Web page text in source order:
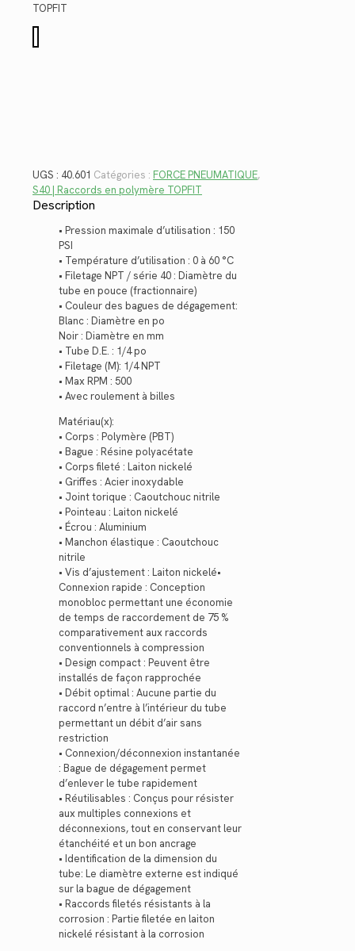
TOPFIT
de
UGS : 40.601 Catégories : FORCE PNEUMATIQUE,
S40 | Raccords en polymère TOPFIT
Description
• Pression maximale d’utilisation : 150
PSI
• Température d’utilisation : 0 à 60 °C
• Filetage NPT / série 40 : Diamètre du
tube en pouce (fractionnaire)
• Couleur des bagues de dégagement:
Blanc : Diamètre en po
Noir : Diamètre en mm
• Tube D.E. : 1/4 po
• Filetage (M): 1/4 NPT
• Max RPM : 500
• Avec roulement à billes
Matériau(x):
• Corps : Polymère (PBT)
• Bague : Résine polyacétate
• Corps fileté : Laiton nickelé
• Griffes : Acier inoxydable
• Joint torique : Caoutchouc nitrile
• Pointeau : Laiton nickelé
• Écrou : Aluminium
• Manchon élastique : Caoutchouc
nitrile
• Vis d’ajustement : Laiton nickelé•
Connexion rapide : Conception
monobloc permettant une économie
de temps de raccordement de 75 %
comparativement aux raccords
conventionnels à compression
• Design compact : Peuvent être
installés de façon rapprochée
• Débit optimal : Aucune partie du
raccord n’entre à l’intérieur du tube
permettant un débit d’air sans
restriction
• Connexion/déconnexion instantanée
: Bague de dégagement permet
d’enlever le tube rapidement
• Réutilisables : Conçus pour résister
aux multiples connexions et
déconnexions, tout en conservant leur
étanchéité et un bon ancrage
• Identification de la dimension du
tube: Le diamètre externe est indiqué
sur la bague de dégagement
• Raccords filetés résistants à la
corrosion : Partie filetée en laiton
nickelé résistant à la corrosion